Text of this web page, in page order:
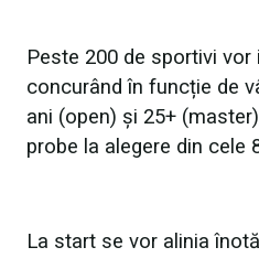
Peste 200 de sportivi vor
concurând în funcție de
ani (open) și 25+
probe la alegere din cele
La start se vor alinia